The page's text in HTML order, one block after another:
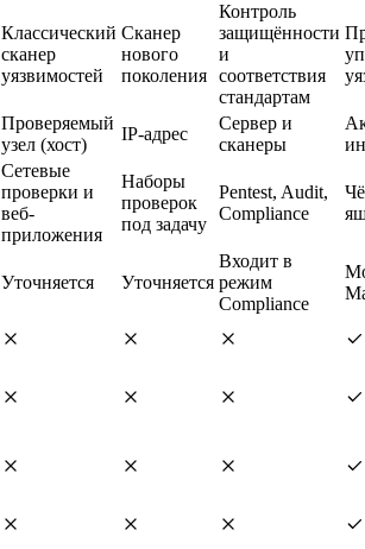
Классический
сканер
уязвимостей
Сканер
нового
поколения
Контроль
защищённости
и
соответствия
стандартам
Проверяемый
узел (хост)
IP-адрес
Сервер и
сканеры
Сетевые
проверки и
веб-
приложения
Наборы
проверок
под задачу
Pentest, Audit,
Compliance
Уточняется Уточняется
Входит в
режим
Compliance